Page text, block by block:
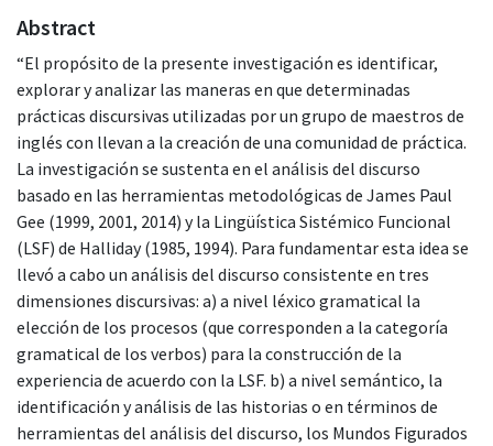
Abstract
“El propósito de la presente investigación es identificar,
explorar y analizar las maneras en que determinadas
prácticas discursivas utilizadas por un grupo de maestros de
inglés con llevan a la creación de una comunidad de práctica.
La investigación se sustenta en el análisis del discurso
basado en las herramientas metodológicas de James Paul
Gee (1999, 2001, 2014) y la Lingüística Sistémico Funcional
(LSF) de Halliday (1985, 1994). Para fundamentar esta idea se
llevó a cabo un análisis del discurso consistente en tres
dimensiones discursivas: a) a nivel léxico gramatical la
elección de los procesos (que corresponden a la categoría
gramatical de los verbos) para la construcción de la
experiencia de acuerdo con la LSF. b) a nivel semántico, la
identificación y análisis de las historias o en términos de
herramientas del análisis del discurso, los Mundos Figurados